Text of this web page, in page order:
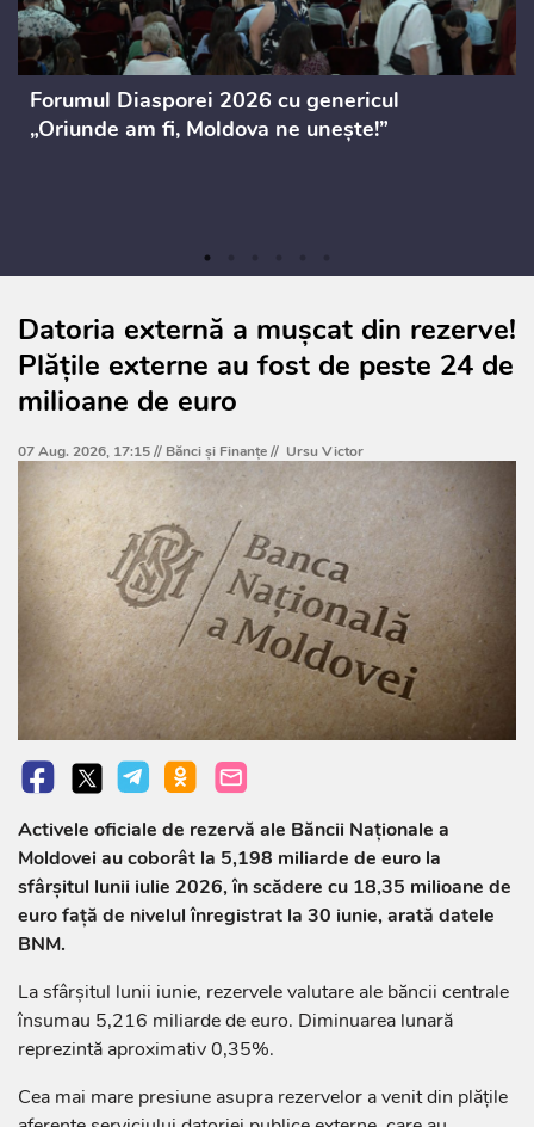
Forumul Diasporei 2026 cu genericul
„Oriunde am fi, Moldova ne unește!”
Datoria externă a mușcat din rezerve!
Plățile externe au fost de peste 24 de
milioane de euro
07 Aug. 2026, 17:15 // Bănci şi Finanţe// Ursu Victor
Activele oficiale de rezervă ale Băncii Naționale a
Moldovei au coborât la 5,198 miliarde de euro la
sfârșitul lunii iulie 2026, în scădere cu 18,35 milioane de
euro față de nivelul înregistrat la 30 iunie, arată datele
BNM.
La sfârșitul lunii iunie, rezervele valutare ale băncii centrale
însumau 5,216 miliarde de euro. Diminuarea lunară
reprezintă aproximativ 0,35%.
Cea mai mare presiune asupra rezervelor a venit din plățile